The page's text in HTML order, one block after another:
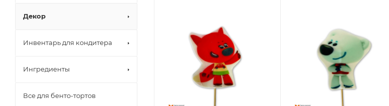
Декор
Инвентарь для кондитера
Ингредиенты
Все для бенто-тортов